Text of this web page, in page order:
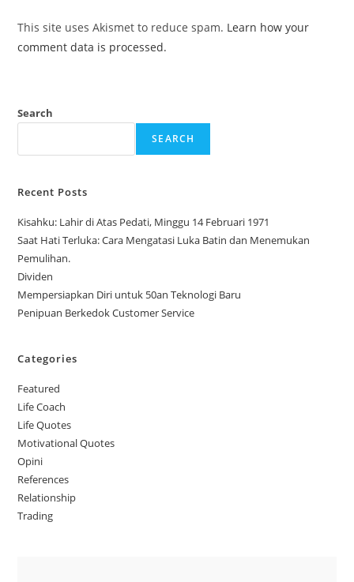
This site uses Akismet to reduce spam. Learn how your
comment data is processed.
Search
SEARCH
Recent Posts
Kisahku: Lahir di Atas Pedati, Minggu 14 Februari 1971
Saat Hati Terluka: Cara Mengatasi Luka Batin dan Menemukan
Pemulihan.
Dividen
Mempersiapkan Diri untuk 50an Teknologi Baru
Penipuan Berkedok Customer Service
Categories
Featured
Life Coach
Life Quotes
Motivational Quotes
Opini
References
Relationship
Trading